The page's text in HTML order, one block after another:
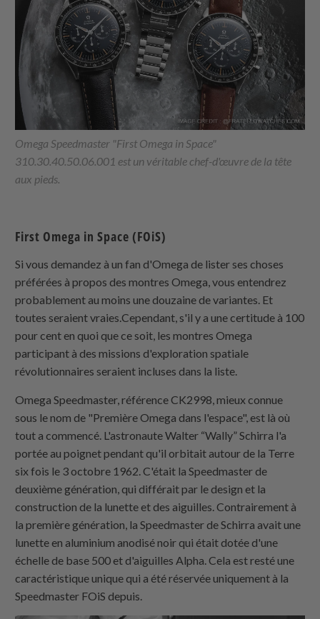
Omega Speedmaster "First Omega in Space"
310.30.40.50.06.001 est un véritable chef-d'œuvre de la tête
aux pieds.
First Omega in Space (FOiS)
Si vous demandez à un fan d'Omega de lister ses choses
préférées à propos des montres Omega, vous entendrez
probablement au moins une douzaine de variantes. Et
toutes seraient vraies.Cependant, s'il y a une certitude à 100
pour cent en quoi que ce soit, les montres Omega
participant à des missions d'exploration spatiale
révolutionnaires seraient incluses dans la liste.
Omega Speedmaster, référence CK2998, mieux connue
sous le nom de "Première Omega dans l'espace", est là où
tout a commencé. L'astronaute Walter “Wally” Schirra l'a
portée au poignet pendant qu'il orbitait autour de la Terre
six fois le 3 octobre 1962. C'était la Speedmaster de
deuxième génération, qui différait par le design et la
construction de la lunette et des aiguilles. Contrairement à
la première génération, la Speedmaster de Schirra avait une
lunette en aluminium anodisé noir qui était dotée d'une
échelle de base 500 et d'aiguilles Alpha. Cela est resté une
caractéristique unique qui a été réservée uniquement à la
Speedmaster FOiS depuis.